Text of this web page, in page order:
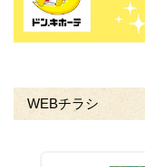
WEBチラシ